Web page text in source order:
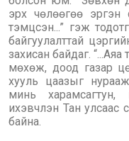
эрх чөлөөгөө эргэн
тэмцсэн...” гэж
байгуулалттай
захисан байдаг.
мөхөж, доод газар
хууль цаазыг
минь
ихэвчлэн Тан улсаас
байна.